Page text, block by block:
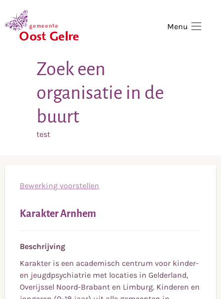
Menu
Zoek een
organisatie in de
buurt
test
Bewerking voorstellen
Karakter Arnhem
Beschrijving
Karakter is een academisch centrum voor kinder-
en jeugdpsychiatrie met locaties in Gelderland,
Overijssel Noord-Brabant en Limburg. Kinderen en